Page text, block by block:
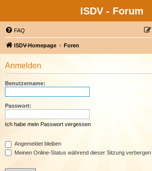
ISDV - Forum
FAQ
ISDV-Homepage Foren
Anmelden
Benutzername:
Passwort:
Ich habe mein Passwort vergessen
Angemeldet bleiben
Meinen Online-Status während dieser Sitzung verbergen